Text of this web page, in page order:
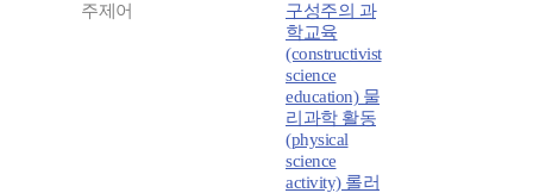
주제어
구성주의 과
학교육
(constructivist
science
education) 물
리과학 활동
(physical
science
activity) 롤러